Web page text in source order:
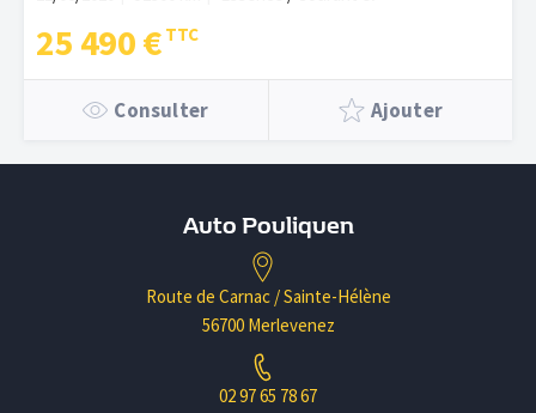
25 490 €
Consulter Ajouter
Auto Pouliquen
Route de Carnac / Sainte-Hélène
56700 Merlevenez
02 97 65 78 67